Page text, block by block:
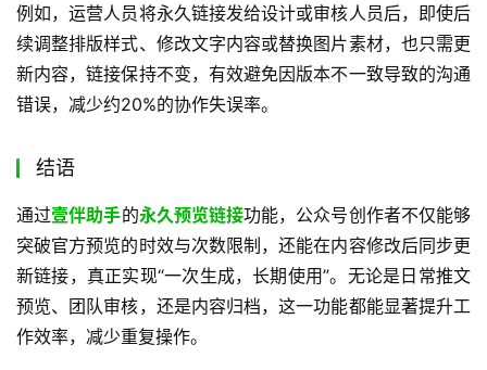
例如，运营人员将永久链接发给设计或审核人员后，即使后
续调整排版样式、修改文字内容或替换图片素材，也只需更
新内容，链接保持不变，有效避免因版本不一致导致的沟通
错误，减少约20%的协作失误率。
结语
通过壹伴助手的永久预览链接功能，公众号创作者不仅能够
突破官方预览的时效与次数限制，还能在内容修改后同步更
新链接，真正实现“一次生成，长期使用”。无论是日常推文
预览、团队审核，还是内容归档，这一功能都能显著提升工
作效率，减少重复操作。